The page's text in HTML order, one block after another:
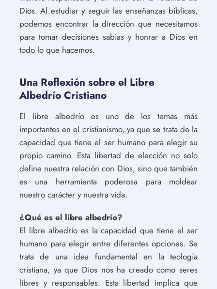
Dios. Al estudiar y seguir las enseñanzas bíblicas,
podemos encontrar la dirección que necesitamos
para tomar decisiones sabias y honrar a Dios en
todo lo que hacemos.
Una Reflexión sobre el Libre
Albedrío Cristiano
El libre albedrío es uno de los temas más
importantes en el cristianismo, ya que se trata de la
capacidad que tiene el ser humano para elegir su
propio camino. Esta libertad de elección no solo
define nuestra relación con Dios, sino que también
es una herramienta poderosa para moldear
nuestro carácter y nuestra vida.
¿Qué es el libre albedrío?
El libre albedrío es la capacidad que tiene el ser
humano para elegir entre diferentes opciones. Se
trata de una idea fundamental en la teología
cristiana, ya que Dios nos ha creado como seres
libres y responsables. Esta libertad implica que